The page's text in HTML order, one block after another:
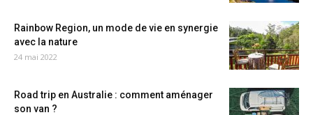
Rainbow Region, un mode de vie en synergie
avec la nature
24 mai 2022
Road trip en Australie : comment aménager
son van ?